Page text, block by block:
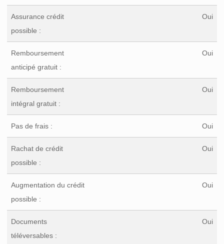
Assurance crédit
possible :
Oui
Remboursement
anticipé gratuit :
Oui
Remboursement
intégral gratuit :
Oui
Pas de frais : Oui
Rachat de crédit
possible :
Oui
Augmentation du crédit
possible :
Oui
Documents
téléversables :
Oui